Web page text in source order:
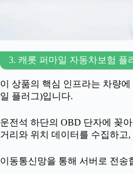
3. 캐롯 퍼마일 자동차보험 플
이 상품의 핵심 인프라는 차량
일 플러그)입니다.
운전석 하단의 OBD 단자에 꽂
거리와 위치 데이터를 수집하고,
이동통신망을 통해 서버로 전송